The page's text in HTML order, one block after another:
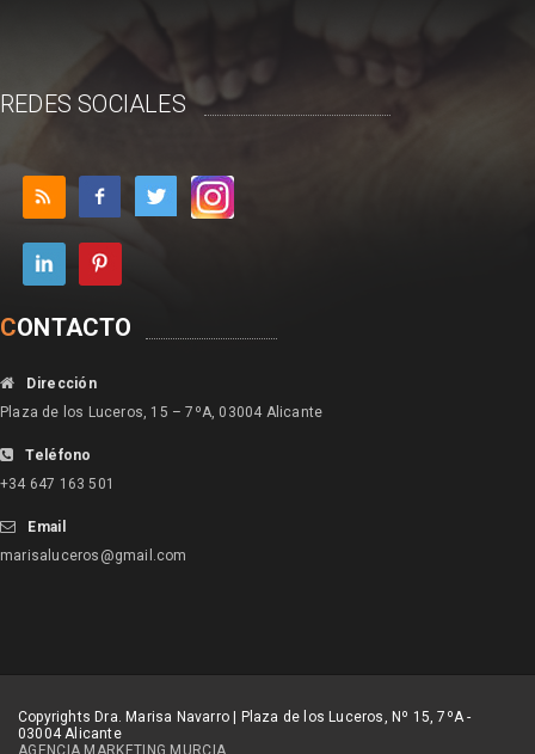
REDES SOCIALES
CONTACTO
Dirección
Plaza de los Luceros, 15 – 7ºA, 03004 Alicante
Teléfono
+34 647 163 501
Email
marisaluceros@gmail.com
Copyrights Dra. Marisa Navarro | Plaza de los Luceros, Nº 15, 7ºA -
03004 Alicante
AGENCIA MARKETING MURCIA